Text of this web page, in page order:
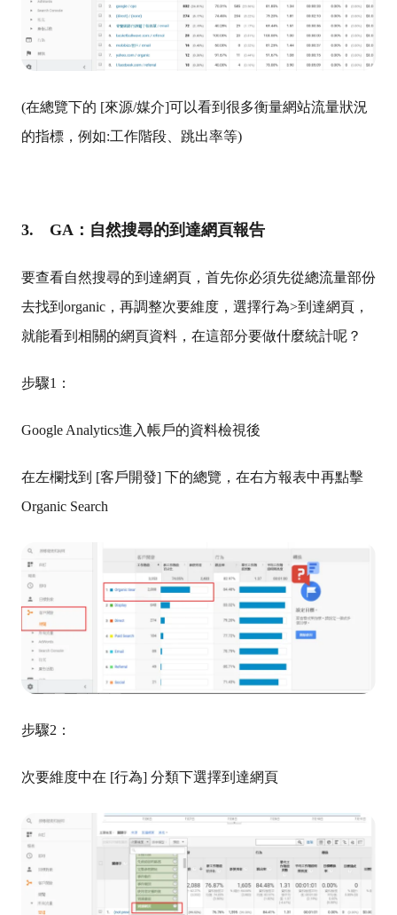
(在總覽下的 [來源/媒介]可以看到很多衡量網站流量狀況
的指標，例如:工作階段、跳出率等)
3. GA：自然搜尋的到達網頁報告
要查看自然搜尋的到達網頁，首先你必須先從總流量部份
去找到organic，再調整次要維度，選擇行為>到達網頁，
就能看到相關的網頁資料，在這部分要做什麼統計呢？
步驟1：
Google Analytics進入帳戶的資料檢視後
在左欄找到 [客戶開發] 下的總覽，在右方報表中再點擊
Organic Search
步驟2：
次要維度中在 [行為] 分類下選擇到達網頁